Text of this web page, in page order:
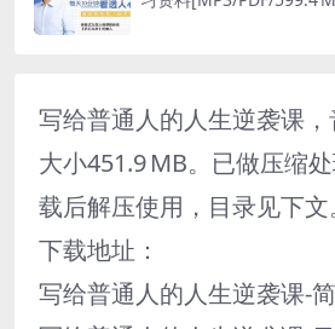
写给普通人的人生逆袭课
大小451.9 MB。已做压缩
载后解压使用，目录见下文
下载地址：
写给普通人的人生逆袭课-简